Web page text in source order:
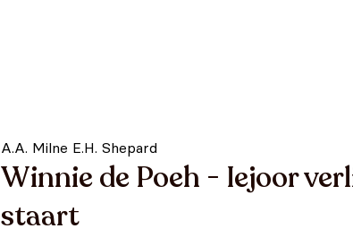
A.A. Milne E.H. Shepard
Winnie de Poeh - Iejoor
staart